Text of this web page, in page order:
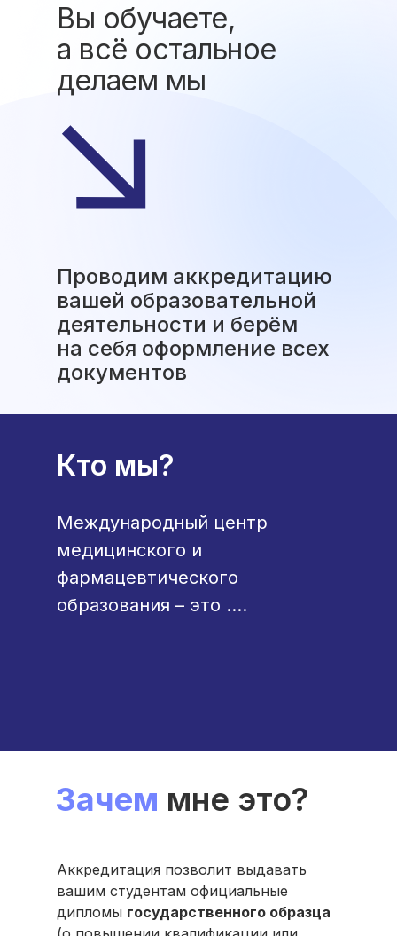
Вы обучаете,
а всё остальное
делаем мы
Проводим аккредитацию
вашей образовательной
деятельности и берём
на себя оформление всех
документов
Кто мы?
Международный центр
медицинского и
фармацевтического
образования – это ....
Зачем мне это?
Аккредитация позволит выдавать
вашим студентам официальные
дипломы государственного образца